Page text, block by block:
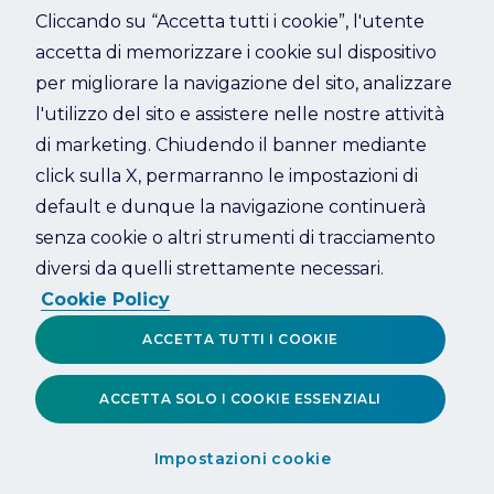
Refresh
Cliccando su “Accetta tutti i cookie”, l'utente
accetta di memorizzare i cookie sul dispositivo
per migliorare la navigazione del sito, analizzare
l'utilizzo del sito e assistere nelle nostre attività
di marketing. Chiudendo il banner mediante
click sulla X, permarranno le impostazioni di
default e dunque la navigazione continuerà
senza cookie o altri strumenti di tracciamento
diversi da quelli strettamente necessari.
Cookie Policy
Impostazioni cookie
ACCETTA SOLO I COOKIE ESSENZIALI
ACCETTA TUTTI I COOKIE